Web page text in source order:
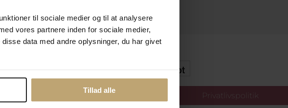
til sociale medier og til at analysere
vores partnere inden for sociale medier,
data med andre oplysninger, du har givet
Tillad alle
Sikker Og Tryg E-Handel
Ændr cookie-indstillinger Privatlivspolitik